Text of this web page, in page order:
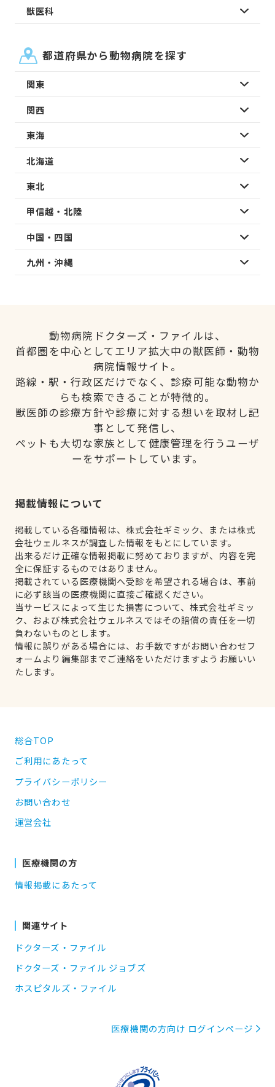
獣医科
都道府県から動物病院を探す
関東
関西
東海
北海道
東北
甲信越・北陸
中国・四国
九州・沖縄
動物病院ドクターズ・ファイルは、
首都圏を中心としてエリア拡大中の獣医師・動物
病院情報サイト。
路線・駅・行政区だけでなく、診療可能な動物か
らも検索できることが特徴的。
獣医師の診療方針や診療に対する想いを取材し記
事として発信し、
ペットも大切な家族として健康管理を行うユーザ
ーをサポートしています。
掲載情報について
掲載している各種情報は、株式会社ギミック、または株式
会社ウェルネスが調査した情報をもとにしています。
出来るだけ正確な情報掲載に努めておりますが、内容を完
全に保証するものではありません。
掲載されている医療機関へ受診を希望される場合は、事前
に必ず該当の医療機関に直接ご確認ください。
当サービスによって生じた損害について、株式会社ギミッ
ク、および株式会社ウェルネスではその賠償の責任を一切
負わないものとします。
情報に誤りがある場合には、お手数ですがお問い合わせフ
ォームより編集部までご連絡をいただけますようお願いい
たします。
総合TOP
ご利用にあたって
プライバシーポリシー
お問い合わせ
運営会社
医療機関の方
情報掲載にあたって
関連サイト
ドクターズ・ファイル
ドクターズ・ファイル ジョブズ
ホスピタルズ・ファイル
医療機関の方向け ログインページ